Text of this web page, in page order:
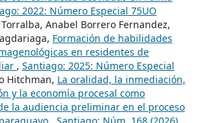
2022: Número Especial 75UO
Anabel Borrero Fernandez,
Formación de habilidades
en residentes de
, Santiago: 2025: Número Especial
Hitchman, La oralidad, la inmediación,
y la economía procesal como
la audiencia preliminar en el proceso